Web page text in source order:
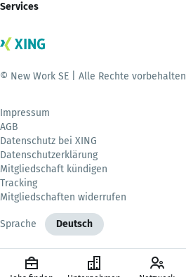
Services
© New Work SE | Alle Rechte vorbehalten
Impressum
AGB
Datenschutz bei XING
Datenschutzerklärung
Mitgliedschaft kündigen
Tracking
Mitgliedschaften widerrufen
Sprache Deutsch